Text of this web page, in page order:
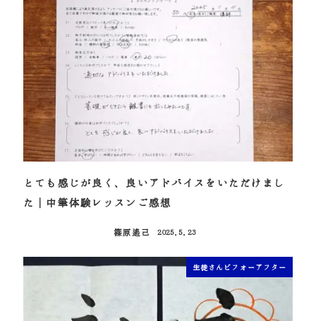
とても感じが良く、良いアドバイスをいただけまし
た｜中筆体験レッスンご感想
篠原遙己
2025.5.23
生徒さんビフォーアフター